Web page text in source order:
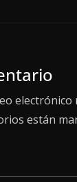
electrónico
están